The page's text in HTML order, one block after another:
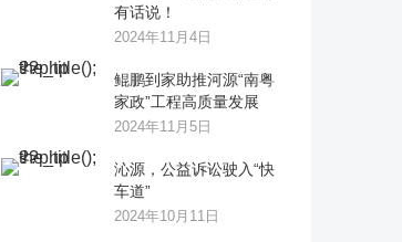
有话说！
2024年11月4日
鲲鹏到家助推河源“南粤
家政”工程高质量发展
2024年11月5日
沁源，公益诉讼驶入“快
车道”
2024年10月11日